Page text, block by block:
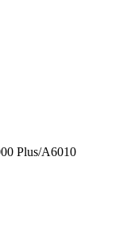
Plus/A6010